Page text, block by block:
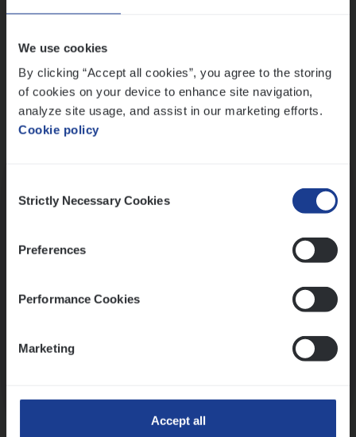
We use cookies
By clicking “Accept all cookies”, you agree to the storing
of cookies on your device to enhance site navigation,
analyze site usage, and assist in our marketing efforts.
Cookie policy
Selection
Strictly Necessary Cookies
Preferences
Performance Cookies
Marketing
Accept all